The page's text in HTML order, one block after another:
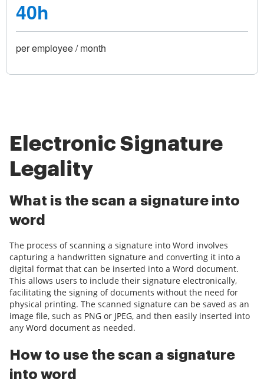
40h
per employee / month
Electronic Signature
Legality
What is the scan a signature into
word
The process of scanning a signature into Word involves
capturing a handwritten signature and converting it into a
digital format that can be inserted into a Word document.
This allows users to include their signature electronically,
facilitating the signing of documents without the need for
physical printing. The scanned signature can be saved as an
image file, such as PNG or JPEG, and then easily inserted into
any Word document as needed.
How to use the scan a signature
into word